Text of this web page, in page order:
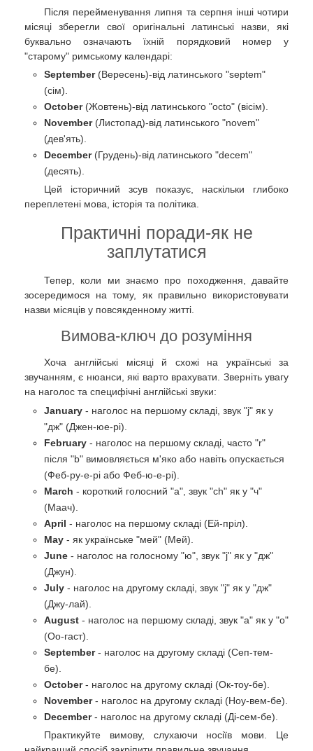
Після перейменування липня та серпня інші чотири
місяці зберегли свої оригінальні латинські назви, які
буквально означають їхній порядковий номер у
"старому" римському календарі:
September(Вересень)-від латинського "septem"
(сім).
October(Жовтень)-від латинського "octo" (вісім).
November(Листопад)-від латинського "novem"
(дев'ять).
December(Грудень)-від латинського "decem"
(десять).
Цей історичний зсув показує, наскільки глибоко
переплетені мова, історія та політика.
Практичні поради-як не
заплутатися
Тепер, коли ми знаємо про походження, давайте
зосередимося на тому, як правильно використовувати
назви місяців у повсякденному житті.
Вимова-ключ до розуміння
Хоча англійські місяці й схожі на українські за
звучанням, є нюанси, які варто врахувати. Зверніть увагу
на наголос та специфічні англійські звуки:
January - наголос на першому складі, звук "j" як у
"дж" (Джен-юе-рі).
February - наголос на першому складі, часто "r"
після "b" вимовляється м'яко або навіть опускається
(Феб-ру-е-рі або Феб-ю-е-рі).
March - короткий голосний "а", звук "ch" як у "ч"
(Маач).
April - наголос на першому складі (Ей-пріл).
May - як українське "мей" (Мей).
June - наголос на голосному "ю", звук "j" як у "дж"
(Джун).
July - наголос на другому складі, звук "j" як у "дж"
(Джу-лай).
August - наголос на першому складі, звук "а" як у "о"
(Оо-гаст).
September- наголос на другому складі (Сеп-тем-
бе).
October- наголос на другому складі (Ок-тоу-бе).
November- наголос на другому складі (Ноу-вем-бе).
December- наголос на другому складі (Ді-сем-бе).
Практикуйте вимову, слухаючи носіїв мови. Це